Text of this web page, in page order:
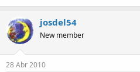
josdel54
New member
28 Abr 2010